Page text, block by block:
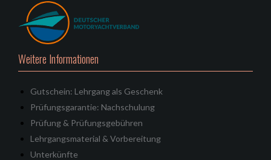
Weitere Informationen
Gutschein: Lehrgang als Geschenk
Prüfungsgarantie: Nachschulung
Prüfung & Prüfungsgebühren
Lehrgangsmaterial & Vorbereitung
Unterkünfte